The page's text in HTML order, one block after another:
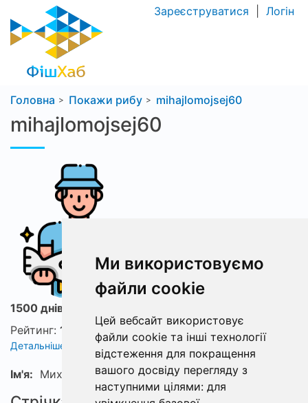
Ми використовуємо
файли cookie
Цей вебсайт використовує
файли cookie та інші технології
відстеження для покращення
вашого досвіду перегляду з
наступними цілями: для
Зареєструватися Логін
Головна Покажи рибу mihajlomojsej60
mihajlomojsej60
1500 днів з ФішХаб
Рейтинг: 1
Детальніше про рейтинг
Ім'я: Михайло